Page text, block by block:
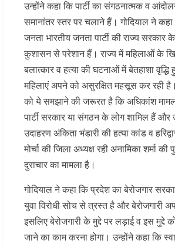
उन्होंने कहा कि पार्टी का संगठनात्मक व
समानांतर स्तर पर चलाने हैं। गोदियाल ने
जनता भारतीय जनता पार्टी की राज्य सरकार
कुशासन से परेशान हैं। राज्य में महिलाओं के
बलात्कार व हत्या की घटनाओं में बेतहाशा
महिलाएं अपने को असुरक्षित महसूस कर रही
को ये समझाने की जरूरत है कि अधिकांश
पार्टी सरकार या संगठन के लोग शामिल हैं
उदाहरण अंकिता भंडारी की हत्या कांड व
मोर्चा की जिला अध्यक्ष रही अनामिका शर्मा
दुराचार का मामला है।
गोदियाल ने कहा कि प्रदेश का बेरोजगार
युवा विरोधी सोच से त्रस्त है और बेरोजगारी
इसलिए बेरोजगारी के मुद्दे पर लड़ाई व इस
जाने का काम करना होगा। उन्होंने कहा कि